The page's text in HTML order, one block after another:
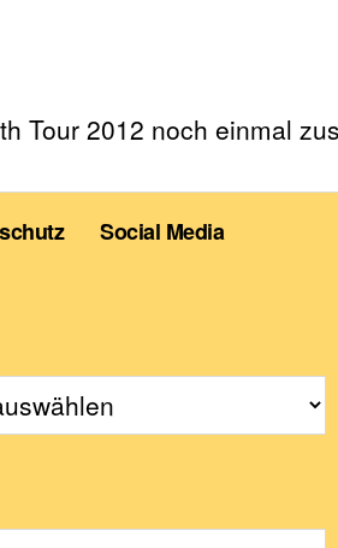
Tour 2012 noch einmal
Social Media